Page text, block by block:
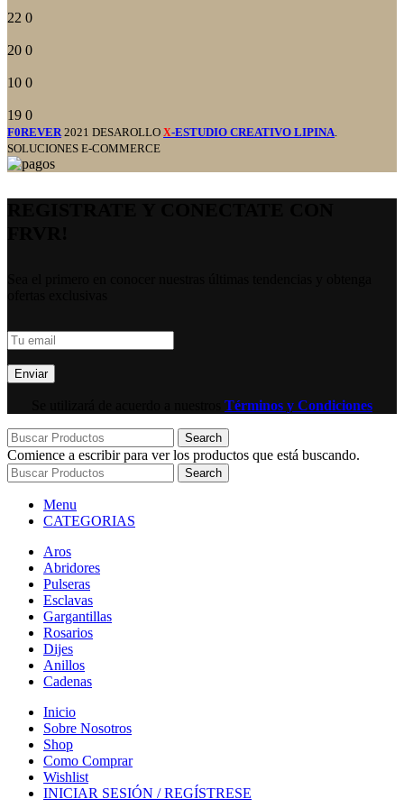
22 0
20 0
10 0
19 0
F0REVER 2021 DESAROLLO X-ESTUDIO CREATIVO LIPINA
SOLUCIONES E-COMMERCE
Términos y Condiciones
Search
Comience a escribir para ver los productos que está buscando.
Search
Menu
CATEGORIAS
Aros
Abridores
Pulseras
Esclavas
Gargantillas
Rosarios
Dijes
Anillos
Cadenas
Inicio
Sobre Nosotros
Shop
Como Comprar
Wishlist
INICIAR SESIÓN / REGÍSTRESE